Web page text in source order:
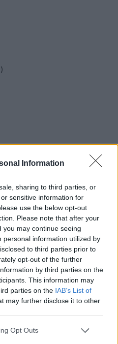
Information
sharing to third parties, or
sensitive information for
use the below opt-out
Please note that after your
may continue seeing
personal information utilized by
to third parties prior to
opt-out of the further
by third parties on the
This information may
parties on the IAB’s List of
may further disclose it to other
Opt Outs
(Ponta)